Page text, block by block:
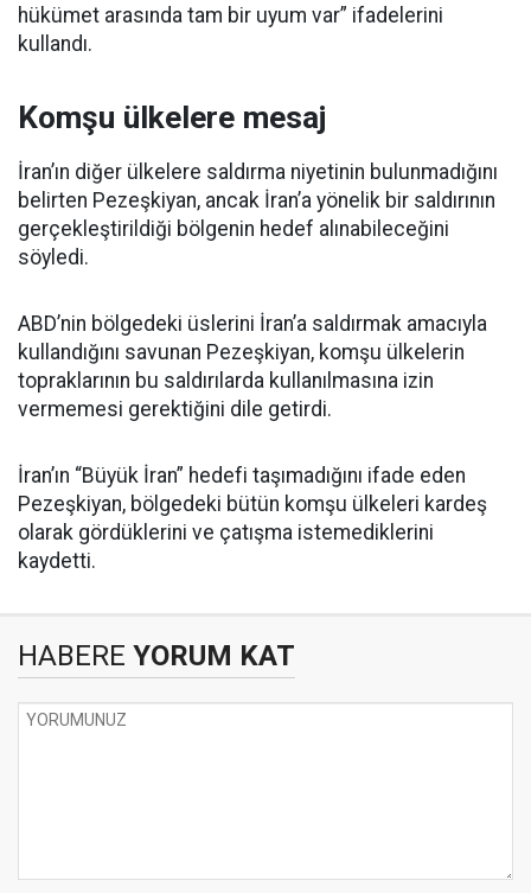
hükümet arasında tam bir uyum var” ifadelerini
kullandı.
Komşu ülkelere mesaj
İran’ın diğer ülkelere saldırma niyetinin bulunmadığını
belirten Pezeşkiyan, ancak İran’a yönelik bir saldırının
gerçekleştirildiği bölgenin hedef alınabileceğini
söyledi.
ABD’nin bölgedeki üslerini İran’a saldırmak amacıyla
kullandığını savunan Pezeşkiyan, komşu ülkelerin
topraklarının bu saldırılarda kullanılmasına izin
vermemesi gerektiğini dile getirdi.
İran’ın “Büyük İran” hedefi taşımadığını ifade eden
Pezeşkiyan, bölgedeki bütün komşu ülkeleri kardeş
olarak gördüklerini ve çatışma istemediklerini
kaydetti.
HABERE YORUM KAT